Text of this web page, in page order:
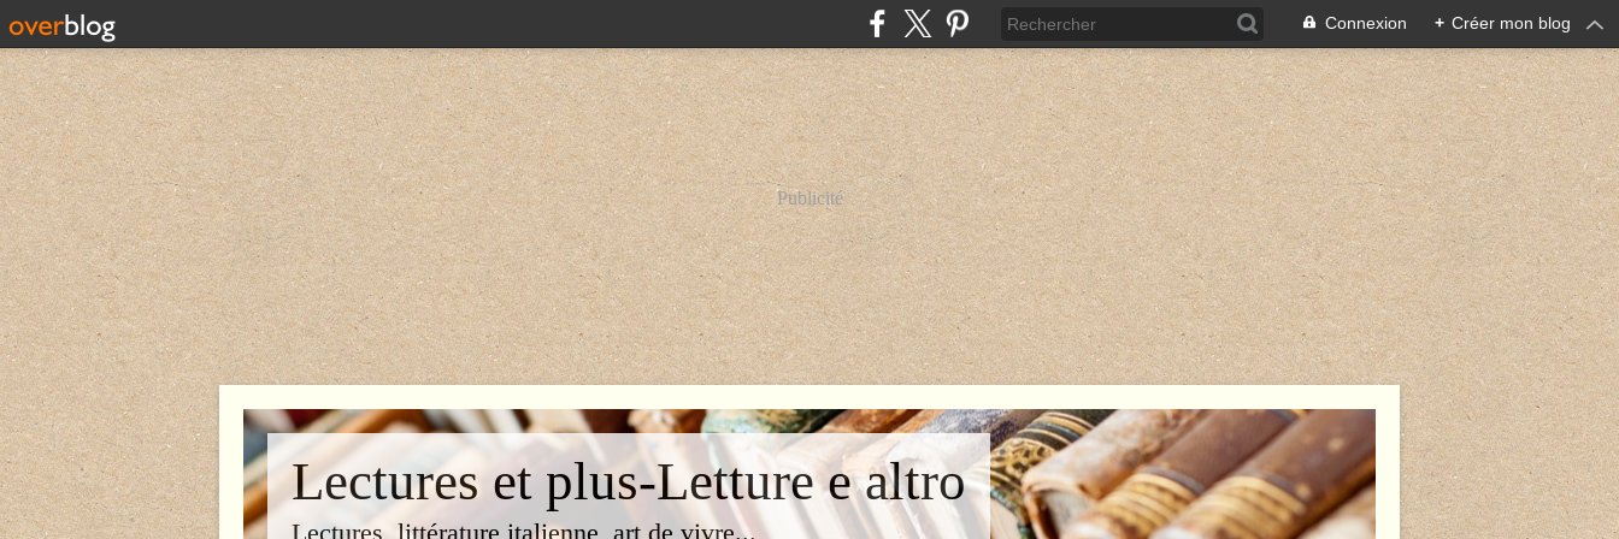
Connexion + Créer mon blog
Publicité
Lectures et plus-Letture e altro
Lectures, littérature italienne, art de vivre...